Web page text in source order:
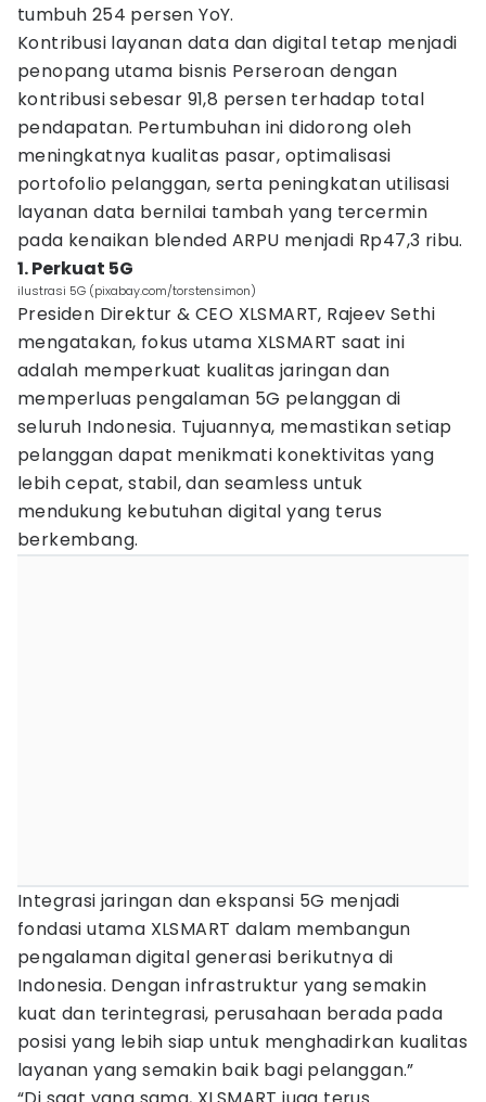
tumbuh 254 persen YoY.
Kontribusi layanan data dan digital tetap menjadi
penopang utama bisnis Perseroan dengan
kontribusi sebesar 91,8 persen terhadap total
pendapatan. Pertumbuhan ini didorong oleh
meningkatnya kualitas pasar, optimalisasi
portofolio pelanggan, serta peningkatan utilisasi
layanan data bernilai tambah yang tercermin
pada kenaikan blended ARPU menjadi Rp47,3 ribu.
1. Perkuat 5G
ilustrasi 5G (pixabay.com/torstensimon)
Presiden Direktur & CEO XLSMART, Rajeev Sethi
mengatakan, fokus utama XLSMART saat ini
adalah memperkuat kualitas jaringan dan
memperluas pengalaman 5G pelanggan di
seluruh Indonesia. Tujuannya, memastikan setiap
pelanggan dapat menikmati konektivitas yang
lebih cepat, stabil, dan seamless untuk
mendukung kebutuhan digital yang terus
berkembang.
Integrasi jaringan dan ekspansi 5G menjadi
fondasi utama XLSMART dalam membangun
pengalaman digital generasi berikutnya di
Indonesia. Dengan infrastruktur yang semakin
kuat dan terintegrasi, perusahaan berada pada
posisi yang lebih siap untuk menghadirkan kualitas
layanan yang semakin baik bagi pelanggan.”